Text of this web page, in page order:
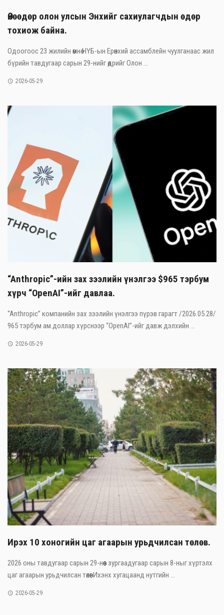
Өнөөдөр олон улсын Энхийг сахиулагчдын өдөр
тохиож байна.
Одоогоос 23 жилийн өмнө НҮБ-ын Ерөнхий ассамблейн чуулганаас жил
бүрийн тавдугаар сарын 29-нийг өдрийг Олон ...
2026-05-29
“Anthropic”-ийн зах зээлийн үнэлгээ $965 тэрбум
хүрч “OpenAI”-ийг давлаа.
“Anthropic” компанийн зах зээлийн үнэлгээ пүрэв гарагт /2026.05.28/
965 тэрбум ам.доллар хүрснээр “OpenAI”-ийг давж дэлхийн ...
2026-05-29
Ирэх 10 хоногийн цаг агаарын урьдчилсан төлөв.
2026 оны тавдугаар сарын 29-нөөс зургаадугаар сарын 8-ныг хүртэлх
цаг агаарын урьдчилсан төлөвИхэнх хугацаанд нутгийн ...
2026-05-29